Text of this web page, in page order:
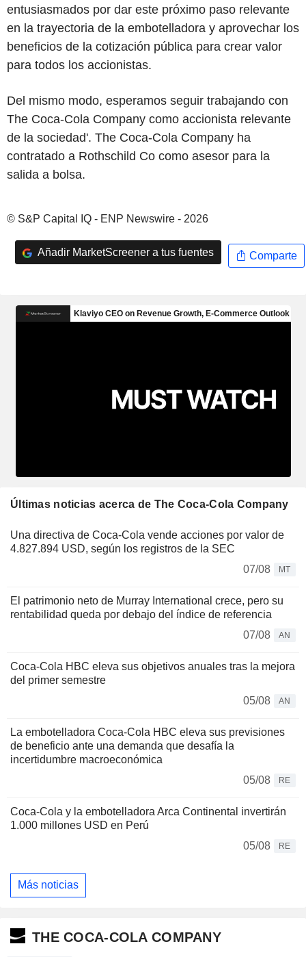
entusiasmados por dar este próximo paso relevante
en la trayectoria de la embotelladora y aprovechar los
beneficios de la cotización pública para crear valor
para todos los accionistas.
Del mismo modo, esperamos seguir trabajando con
The Coca-Cola Company como accionista relevante
de la sociedad'. The Coca-Cola Company ha
contratado a Rothschild Co como asesor para la
salida a bolsa.
© S&P Capital IQ - ENP Newswire - 2026
Añadir MarketScreener a tus fuentes Comparte
Últimas noticias acerca de The Coca-Cola Company
Una directiva de Coca-Cola vende acciones por valor de
4.827.894 USD, según los registros de la SEC
07/08
MT
El patrimonio neto de Murray International crece, pero su
rentabilidad queda por debajo del índice de referencia
07/08
AN
Coca-Cola HBC eleva sus objetivos anuales tras la mejora
del primer semestre
05/08
AN
La embotelladora Coca-Cola HBC eleva sus previsiones
de beneficio ante una demanda que desafía la
incertidumbre macroeconómica
05/08
RE
Coca-Cola y la embotelladora Arca Continental invertirán
1.000 millones USD en Perú
05/08
RE
Más noticias
THE COCA-COLA COMPANY